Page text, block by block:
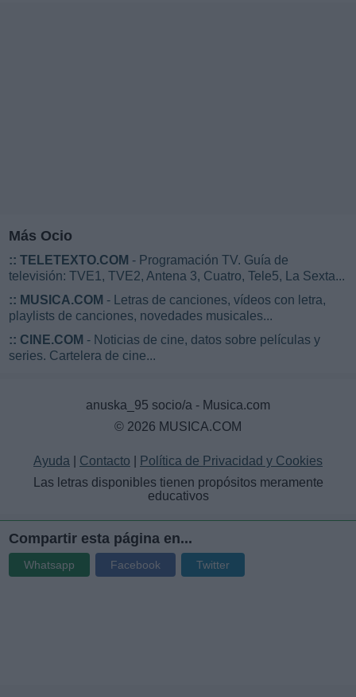
Más Ocio
:: TELETEXTO.COM - Programación TV. Guía de
televisión: TVE1, TVE2, Antena 3, Cuatro, Tele5, La Sexta...
:: MUSICA.COM - Letras de canciones, vídeos con letra,
playlists de canciones, novedades musicales...
:: CINE.COM - Noticias de cine, datos sobre películas y
series. Cartelera de cine...
anuska_95 socio/a - Musica.com
© 2026 MUSICA.COM
Ayuda Contacto
Política de Privacidad y Cookies
Las letras disponibles tienen propósitos meramente
educativos
Compartir esta página en...
Whatsapp Facebook Twitter